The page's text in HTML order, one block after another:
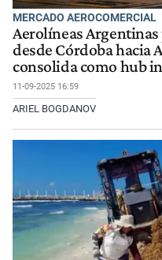
MERCADO AEROCOMERCIAL
Aerolíneas
desde Córdoba hacia
consolida como hub
11-09-2025 16:59
ARIEL BOGDANOV